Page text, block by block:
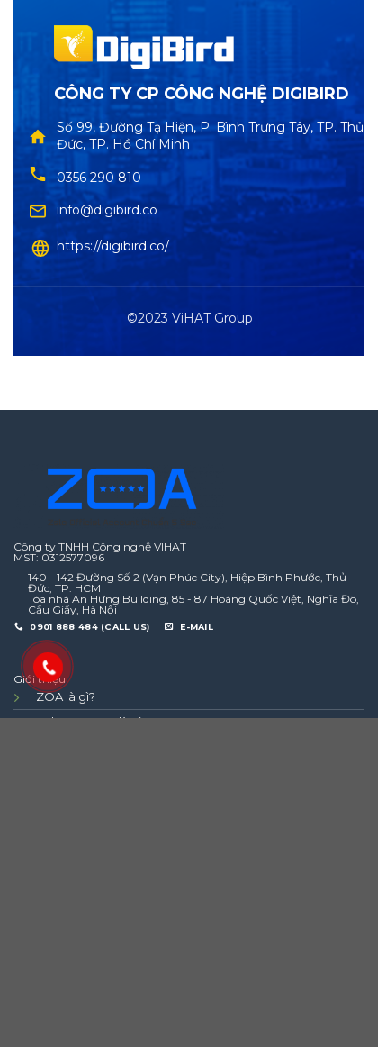
©2023 ViHAT Group
CÔNG TY CP CÔNG NGHỆ DIGIBIRD
Số 99, Đường Tạ Hiện, P. Bình Trưng Tây, TP. Thủ
Đức, TP. Hồ Chí Minh
0356 290 810
info@digibird.co
https://digibird.co/
Công ty TNHH Công nghệ VIHAT
MST: 0312577096
140 - 142 Đường Số 2 (Vạn Phúc City), Hiệp Bình Phước, Thủ
Đức, TP. HCM
Tòa nhà An Hưng Building, 85 - 87 Hoàng Quốc Việt, Nghĩa Đô,
Cầu Giấy, Hà Nội
0901 888 484 (CALL US) E-MAIL
Giới thiệu
ZOA là gì?
Zalo OA 5 sao là gì?